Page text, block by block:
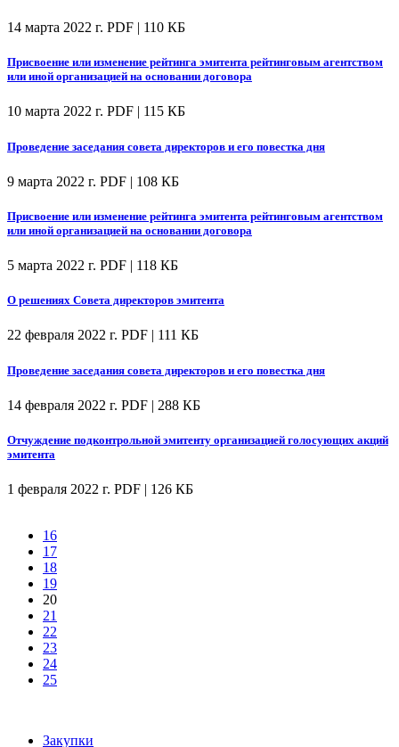
14 марта 2022 г. PDF | 110 КБ
Присвоение или изменение рейтинга эмитента рейтинговым агентством
или иной организацией на основании договора
10 марта 2022 г. PDF | 115 КБ
Проведение заседания совета директоров и его повестка дня
9 марта 2022 г. PDF | 108 КБ
Присвоение или изменение рейтинга эмитента рейтинговым агентством
или иной организацией на основании договора
5 марта 2022 г. PDF | 118 КБ
О решениях Совета директоров эмитента
22 февраля 2022 г. PDF | 111 КБ
Проведение заседания совета директоров и его повестка дня
14 февраля 2022 г. PDF | 288 КБ
Отчуждение подконтрольной эмитенту организацией голосующих акций
эмитента
1 февраля 2022 г. PDF | 126 КБ
16
17
18
19
20
21
22
23
24
25
Закупки